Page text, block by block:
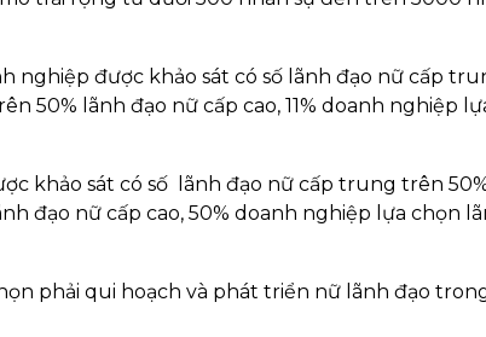
nghiệp được khảo sát có số lãnh đạo nữ cấp
50% lãnh đạo nữ cấp cao, 11% doanh nghiệp
khảo sát có số lãnh đạo nữ cấp trung trên
đạo nữ cấp cao, 50% doanh nghiệp lựa chọn
phải qui hoạch và phát triển nữ lãnh đạo